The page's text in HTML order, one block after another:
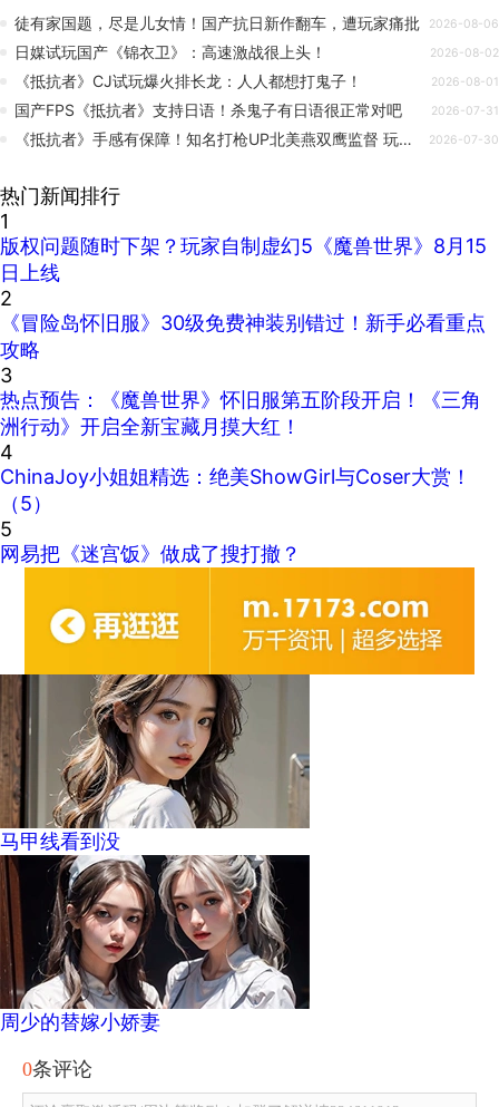
徒有家国题，尽是儿女情！国产抗日新作翻车，遭玩家痛批 2026-08-06
日媒试玩国产《锦衣卫》：高速激战很上头！ 2026-08-02
《抵抗者》CJ试玩爆火排长龙：人人都想打鬼子！ 2026-08-01
国产FPS《抵抗者》支持日语！杀鬼子有日语很正常对吧 2026-07-31
《抵抗者》手感有保障！知名打枪UP北美燕双鹰监督 玩家：稳了 2026-07-30
热门新闻排行
1
版权问题随时下架？玩家自制虚幻5《魔兽世界》8月15
日上线
2
《冒险岛怀旧服》30级免费神装别错过！新手必看重点
攻略
3
热点预告：《魔兽世界》怀旧服第五阶段开启！《三角
洲行动》开启全新宝藏月摸大红！
4
ChinaJoy小姐姐精选：绝美ShowGirl与Coser大赏！
（5）
5
网易把《迷宫饭》做成了搜打撤？
马甲线看到没
周少的替嫁小娇妻
0条评论